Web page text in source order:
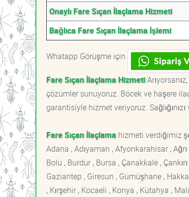
Onaylı Fare Sıçan İlaçlama Hizmeti
Bağlıca Fare Sıçan İlaçlama İşlemi
Whatapp Görüşme için
Fare Sıçan İlaçlama Hizmeti
çözümler sunuyoruz. Böcek ve haşere
garantisiyle hizmet veriyoruz.
Fare Sıçan İlaçlama hizmeti verdiğimiz
Adana , Adıyaman , Afyonkarahisar ,
Bolu , Burdur , Bursa , Çanakkale ,
Gaziantep , Giresun , Gümüşhane ,
, Kırşehir , Kocaeli , Konya , Kütahya ,